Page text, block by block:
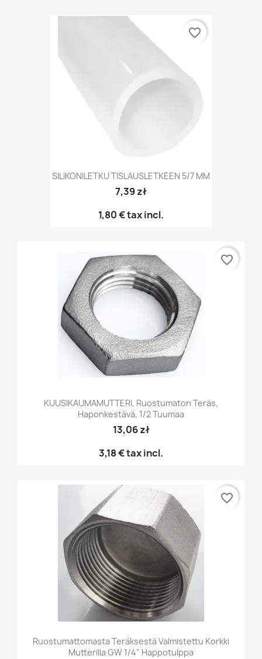
SILIKONILETKU TISLAUSLETKEEN 5/7 MM
7,39 zł
1,80 €tax incl.
favorite_border
KUUSIKAUMAMUTTERI, Ruostumaton Teräs,
Haponkestävä, 1/2 Tuumaa
13,06 zł
3,18 €tax incl.
favorite_border
Ruostumattomasta Teräksestä Valmistettu Korkki
Mutterilla GW 1/4" Happotulppa
favorite_border